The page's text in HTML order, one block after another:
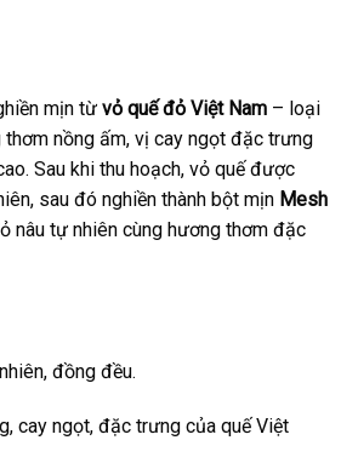
mịn từ vỏ quế đỏ Việt Nam – loại
nồng ấm, vị cay ngọt đặc trưng
Sau khi thu hoạch, vỏ quế được
sau đó nghiền thành bột mịn Mesh
nâu tự nhiên cùng hương thơm đặc
đồng đều.
cay ngọt, đặc trưng của quế Việt